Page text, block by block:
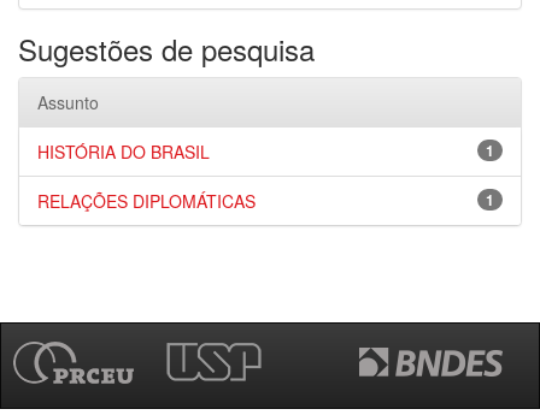
Sugestões de pesquisa
Assunto
1
HISTÓRIA DO BRASIL
1
RELAÇÕES DIPLOMÁTICAS